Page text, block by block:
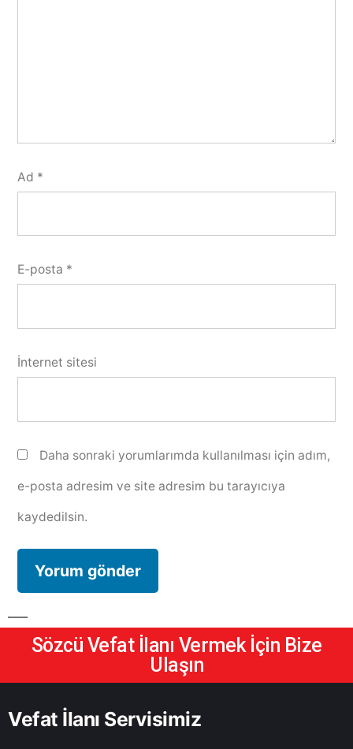
Ad *
E-posta *
İnternet sitesi
Daha sonraki yorumlarımda kullanılması için adım,
e-posta adresim ve site adresim bu tarayıcıya
kaydedilsin.
Sözcü Vefat İlanı Vermek İçin Bize
Ulaşın
Vefat İlanı Servisimiz